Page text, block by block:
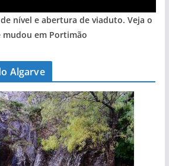
nível e abertura de viaduto. Veja o
mudou em Portimão
Algarve